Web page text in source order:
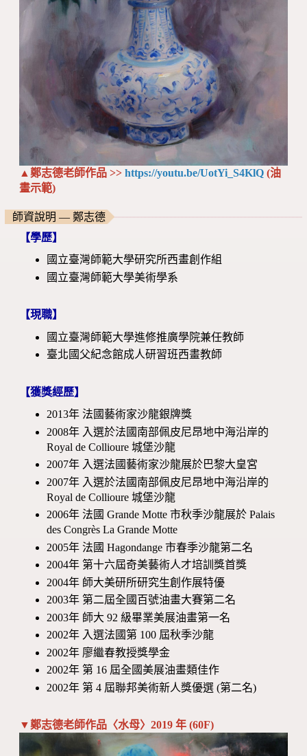
▲鄭志德老師作品 >>https://youtu.be/UotYi_S4KlQ (油
畫示範)
師資說明 — 鄭志德
【學歷】
國立臺灣師範大學研究所西畫創作組
國立臺灣師範大學美術學系
【現職】
國立臺灣師範大學進修推廣學院兼任教師
臺北國父紀念館成人研習班西畫教師
【獲獎經歷】
2013年 法國藝術家沙龍銀牌獎
2008年 入選於法國南部佩皮尼昂地中海沿岸的
Royal de Collioure 城堡沙龍
2007年 入選法國藝術家沙龍展於巴黎大皇宮
2007年 入選於法國南部佩皮尼昂地中海沿岸的
Royal de Collioure 城堡沙龍
2006年 法國 Grande Motte 市秋季沙龍展於 Palais
des Congrès La Grande Motte
2005年 法國 Hagondange 市春季沙龍第二名
2004年 第十六屆奇美藝術人才培訓獎首獎
2004年 師大美研所研究生創作展特優
2003年 第二屆全國百號油畫大賽第二名
2003年 師大 92 級畢業美展油畫第一名
2002年 入選法國第 100 屆秋季沙龍
2002年 廖繼春教授獎學金
2002年 第 16 屆全國美展油畫類佳作
2002年 第 4 屆聯邦美術新人獎優選 (第二名)
▼鄭志德老師作品〈水母〉2019 年 (60F)